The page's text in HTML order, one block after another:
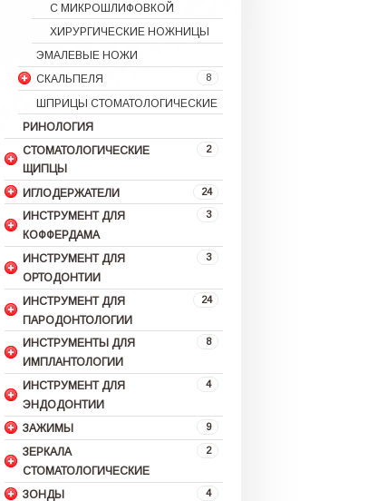
С МИКРОШЛИФОВКОЙ
ХИРУРГИЧЕСКИЕ НОЖНИЦЫ
ЭМАЛЕВЫЕ НОЖИ
8
СКАЛЬПЕЛЯ
ШПРИЦЫ СТОМАТОЛОГИЧЕСКИЕ
РИНОЛОГИЯ
2
СТОМАТОЛОГИЧЕСКИЕ
ЩИПЦЫ
24
ИГЛОДЕРЖАТЕЛИ
3
ИНСТРУМЕНТ ДЛЯ
КОФФЕРДАМА
3
ИНСТРУМЕНТ ДЛЯ
ОРТОДОНТИИ
24
ИНСТРУМЕНТ ДЛЯ
ПАРОДОНТОЛОГИИ
8
ИНСТРУМЕНТЫ ДЛЯ
ИМПЛАНТОЛОГИИ
4
ИНСТРУМЕНТ ДЛЯ
ЭНДОДОНТИИ
9
ЗАЖИМЫ
2
ЗЕРКАЛА
СТОМАТОЛОГИЧЕСКИЕ
4
ЗОНДЫ